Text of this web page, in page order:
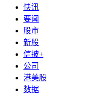
快讯
要闻
股市
新股
信披+
公司
港美股
数据